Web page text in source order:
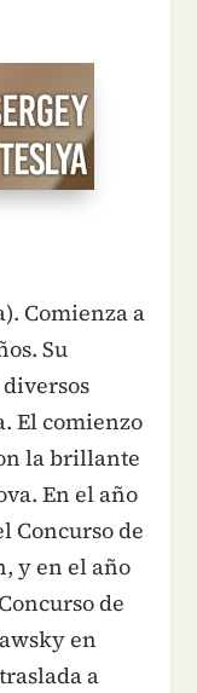
Comienza a
Su
El comienzo
la brillante
En el año
Concurso de
y en el año
de
en
a